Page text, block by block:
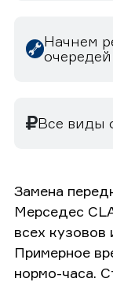
Начнем
очередей
Все виды
Замена
Мерседес
всех
Примерное
нормо-часа.